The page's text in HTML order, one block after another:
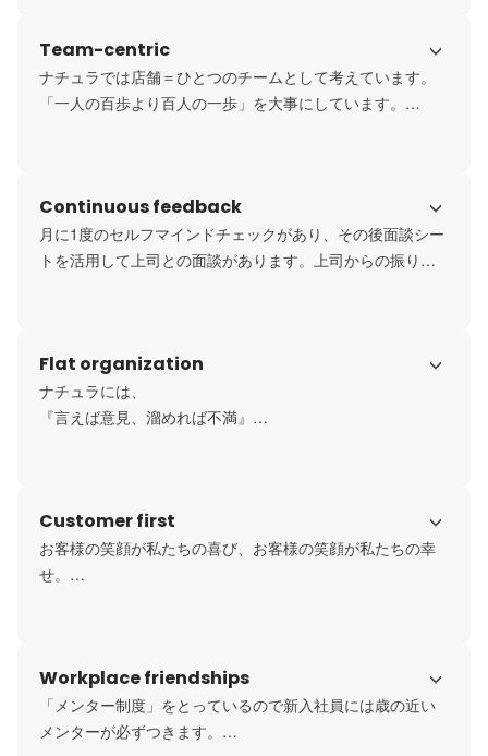
・人事担当
・採用担当
・デザイン担当
やりたいことをアピールし、日々の営業に全力で取り組ん
でいればたくさんのチャンスを与えてくれる環境です。
Team-centric
ナチュラでは店舗＝ひとつのチームとして考えています。
「一人の百歩より百人の一歩」を大事にしています。
また、当たり前のことを徹底しています。例えば挨拶、明
るい、元気、遅刻をしないetc...
自分の周りの人を元気にしているか？仲間のことを考えら
Continuous feedback
月に1度のセルフマインドチェックがあり、その後面談シー
トを活用して上司との面談があります。上司からの振り返
ンケートというものがあり、ナチュラが大事にしている９
ヶ条を自己評価し、前月１番頑張っていたスタッフを理由
を添えてweb上で書き込みます。
Flat organization
ナチュラには、
『言えば意見、溜めれば不満』
また、全スタッフ対象のアンケートも月に1度あるのでアル
バイトさんを含め誰にでも意見を言いやすい機会がたくさ
んあります。
Customer first
お客様の笑顔が私たちの喜び、お客様の笑顔が私たちの幸
せ。
えるかを追求しています。また、今期のテーマでもある
「ホスピタリティ精神を磨く」ここを軸にお客様にまた絶
対来たいと思っていただける環境づくりやおもてなしを全
Workplace friendships
「メンター制度」をとっているので新入社員には歳の近い
メンターが必ずつきます。